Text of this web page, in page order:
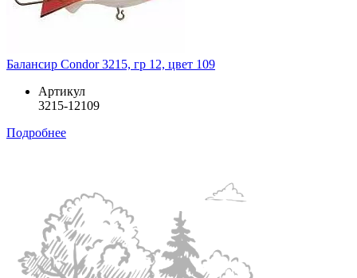
Балансир Condor 3215, гр 12, цвет 109
Артикул
3215-12109
Подробнее